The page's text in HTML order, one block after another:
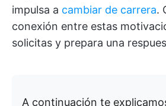
impulsa a cambiar de carrera.
conexión entre estas
solicitas y prepara una
A continuación te